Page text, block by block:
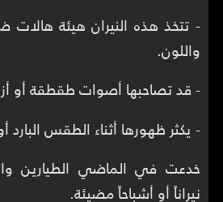
- تتخذ هذه النيران هيئة هالات
واللون.
- قد تصاحبها أصوات طقطقة أو
- يكثر ظهورها أثناء الطقس
خدعت في الماضي الطيارين
نيراناً أو أشباحاً مضيئة.